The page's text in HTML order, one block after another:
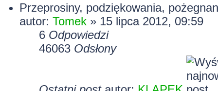
Przeprosiny, podziękowania,
autor: Tomek » 15 lipca 2012, 09:59
6 Odpowiedzi
46063 Odsłony